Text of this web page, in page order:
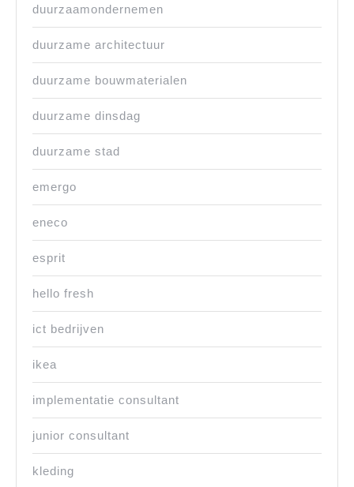
duurzaamondernemen
duurzame architectuur
duurzame bouwmaterialen
duurzame dinsdag
duurzame stad
emergo
eneco
esprit
hello fresh
ict bedrijven
ikea
implementatie consultant
junior consultant
kleding